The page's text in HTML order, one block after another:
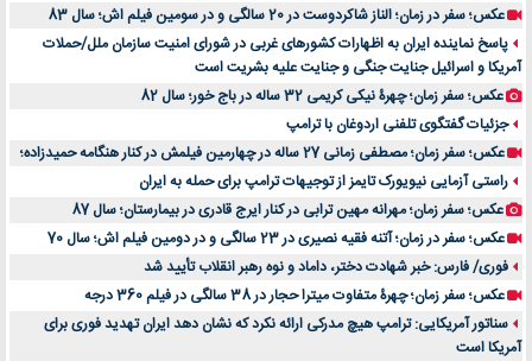
عکس؛ سفر در زمان؛ الناز شاکردوست در 20 سالگی و در سومین فیلم اش؛ سال 83
پاسخ نماینده ایران به اظهارات کشورهای غربی در شورای امنیت سازمان ملل/حملات
آمریکا و اسرائیل جنایت جنگی و جنایت علیه بشریت است
عکس؛ سفر زمان؛ چهرۀ نیکی کریمی 32 ساله در باج خور؛ سال 82
جزئیات گفتگوی تلفنی اردوغان با ترامپ
عکس؛ سفر زمان؛ مصطفی زمانی 27 ساله در چهارمین فیلمش در کنار هنگامه حمیدزاده؛
راستی آزمایی نیویورک تایمز از توجیهات ترامپ برای حمله به ایران
عکس؛ سفر زمان؛ مهرانه مهین ترابی در کنار ایرج قادری در بیمارستان؛ سال 87
عکس؛ سفر در زمان؛ آتنه فقیه نصیری در 23 سالگی و در دومین فیلم اش؛ سال 70
فوری/ فارس: خبر شهادت دختر، داماد و نوه رهبر انقلاب تأیید شد
عکس؛ سفر زمان؛ چهرۀ متفاوت میترا حجار در 38 سالگی در فیلم 360 درجه
سناتور آمریکایی: ترامپ هیچ مدرکی ارائه نکرد که نشان دهد ایران تهدید فوری برای
آمریکا است